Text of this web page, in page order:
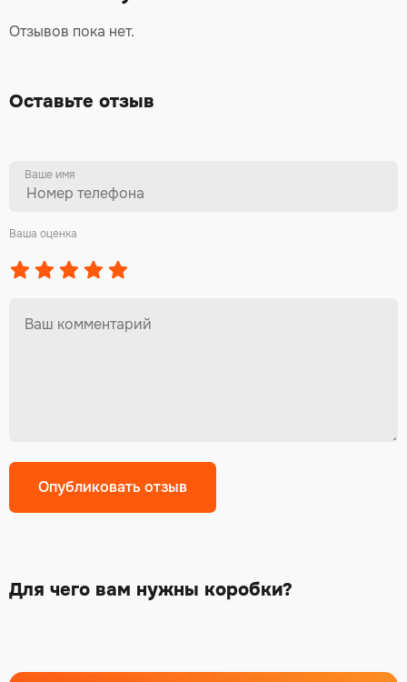
Отзывов пока нет.
Оставьте отзыв
Ваше имя
Ваша оценка
Для чего вам нужны коробки?